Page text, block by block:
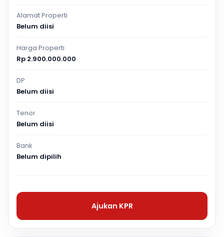
Alamat Properti
Belum diisi
Harga Properti
Rp 2.900.000.000
DP
Belum diisi
Tenor
Belum diisi
Bank
Belum dipilih
Ajukan KPR